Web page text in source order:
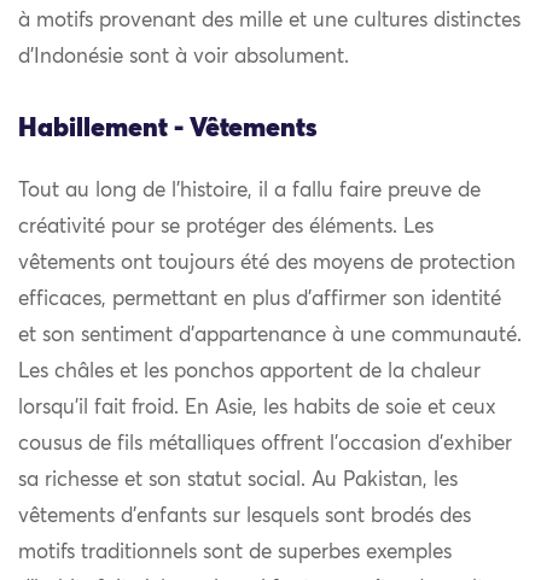
à motifs provenant des mille et une cultures distinctes
d’Indonésie sont à voir absolument.
Habillement - Vêtements
Tout au long de l’histoire, il a fallu faire preuve de
créativité pour se protéger des éléments. Les
vêtements ont toujours été des moyens de protection
efficaces, permettant en plus d’affirmer son identité
et son sentiment d’appartenance à une communauté.
Les châles et les ponchos apportent de la chaleur
lorsqu’il fait froid. En Asie, les habits de soie et ceux
cousus de fils métalliques offrent l’occasion d’exhiber
sa richesse et son statut social. Au Pakistan, les
vêtements d’enfants sur lesquels sont brodés des
motifs traditionnels sont de superbes exemples